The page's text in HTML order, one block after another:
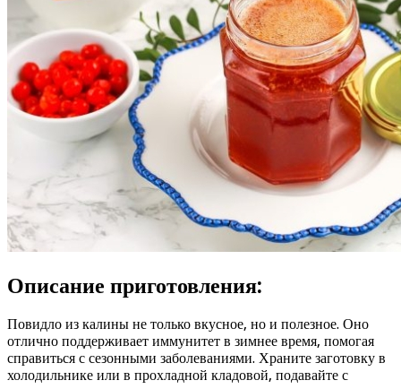
Описание приготовления:
Повидло из калины не только вкусное, но и полезное. Оно
отлично поддерживает иммунитет в зимнее время, помогая
справиться с сезонными заболеваниями. Храните заготовку в
холодильнике или в прохладной кладовой, подавайте с